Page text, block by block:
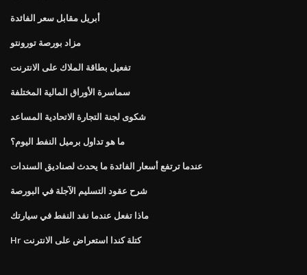
أبريل مقابل سعر الفائدة
مزاد بورصة تورونتو
تفعيل بطاقة الملاك على الانترنت
سماسرة الأوراق المالية المختلفة
شكوى لجنة التجارة الاتحادية المساعد
ما هو تداول برميل النفط اليوم؟
عندما ترتفع أسعار الفائدة ما يحدث لصناديق السندات
شرح عقود التسليم الآجلة في البورصة
ماذا تفعل عندما نفد النفط في سيارتك
Hr كتلة كندا استعراض على الانترنت